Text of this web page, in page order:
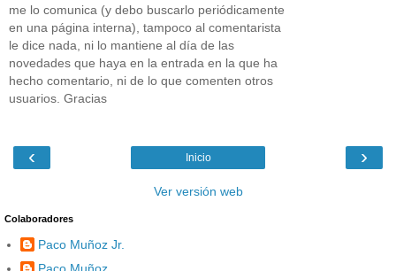
me lo comunica (y debo buscarlo periódicamente
en una página interna), tampoco al comentarista
le dice nada, ni lo mantiene al día de las
novedades que haya en la entrada en la que ha
hecho comentario, ni de lo que comenten otros
usuarios. Gracias
‹ ›
Inicio
Ver versión web
Colaboradores
Paco Muñoz Jr.
Paco Muñoz